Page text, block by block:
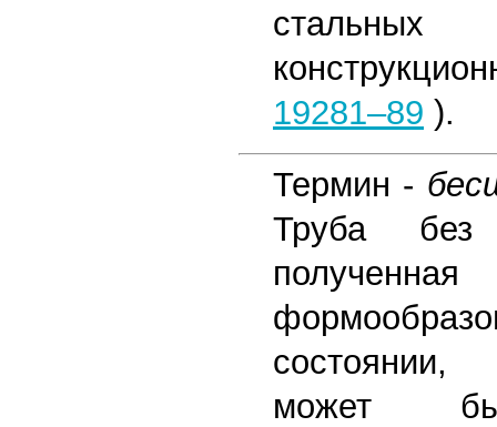
19281–89 ).
Термин -
Труба без
состоянии,
может